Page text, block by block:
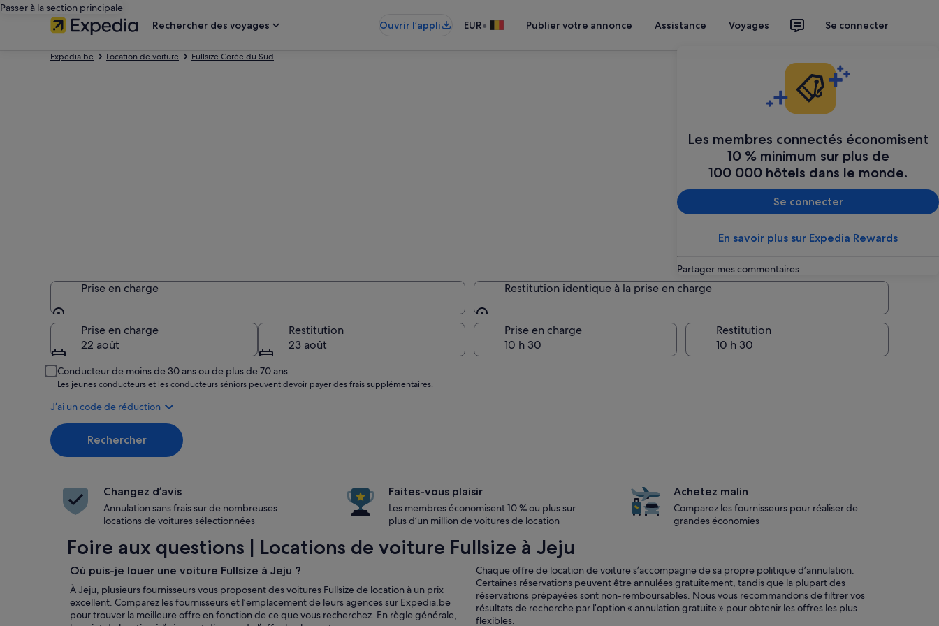
Passer à la section principale
Rechercher des voyages
Ouvrir l’appli EUR• Publier votre annonce Assistance Voyages Se connecter
Les membres connectés économisent
10 % minimum sur plus de
100 000 hôtels dans le monde.
Se connecter
En savoir plus sur Expedia Rewards
Partager mes commentaires
Expedia.be Location de voiture Fullsize Corée du Sud
Prise en charge
Prise en charge
Restitution identique à la prise en charge
Restitution identique à la prise en charge
Prise en charge
22 août
Restitution
23 août
Prise en charge Restitution
Conducteur de moins de 30 ans ou de plus de 70 ans
Les jeunes conducteurs et les conducteurs séniors peuvent devoir payer des frais supplémentaires.
J’ai un code de réduction
Rechercher
Changez d’avis
Annulation sans frais sur de nombreuses
locations de voitures sélectionnées
Faites-vous plaisir
Les membres économisent 10 % ou plus sur
plus d’un million de voitures de location
Achetez malin
Comparez les fournisseurs pour réaliser de
grandes économies
Foire aux questions | Locations de voiture Fullsize à Jeju
Où puis-je louer une voiture Fullsize à Jeju ?
À Jeju, plusieurs fournisseurs vous proposent des voitures Fullsize de location à un prix
excellent. Comparez les fournisseurs et l’emplacement de leurs agences sur Expedia.be
pour trouver la meilleure offre en fonction de ce que vous recherchez. En règle générale,
Chaque offre de location de voiture s’accompagne de sa propre politique d’annulation.
Certaines réservations peuvent être annulées gratuitement, tandis que la plupart des
réservations prépayées sont non-remboursables. Nous vous recommandons de filtrer vos
résultats de recherche par l’option « annulation gratuite » pour obtenir les offres les plus
flexibles.